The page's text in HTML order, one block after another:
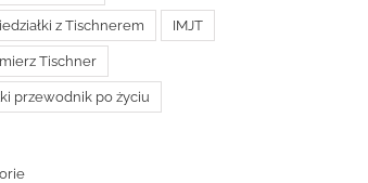
z Tischnerem IMJT
Tischner
przewodnik po życiu